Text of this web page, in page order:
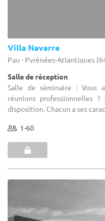
Villa Navarre
Pau - Pyrénées-Atlantiques
Salle de réception
Salle de séminaire : Vous
réunions professionnelles
disposition. Chacun a ses
1-60